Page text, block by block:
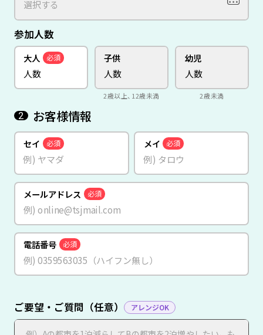
参加人数
大人 必須 子供
2歳以上、12歳未満
幼児
2歳未満
2 お客様情報
セイ 必須 メイ 必須
メールアドレス 必須
電話番号 必須
ご要望・ご質問（任意） アレンジOK